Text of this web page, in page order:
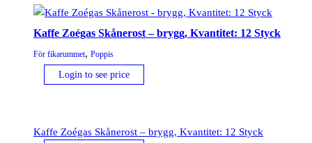
Kaffe Zoégas Skånerost – brygg, Kvantitet: 12 Styck
För fikarummet, Poppis
Login to see price
Kaffe Zoégas Skånerost – brygg, Kvantitet: 12 Styck